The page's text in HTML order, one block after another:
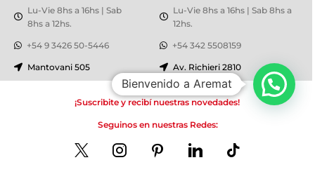
Lu-Vie 8hs a 16hs | Sab 8hs a
12hs.
+54 342 5508159
Av. Richieri 2810
Lu-Vie 8hs a 16hs | Sab
8hs a 12hs.
+54 9 3426 50-5446
Mantovani 505
¡Suscribite y recibí nuestras novedades!
Seguinos en nuestras Redes:
Bienvenido a Aremat